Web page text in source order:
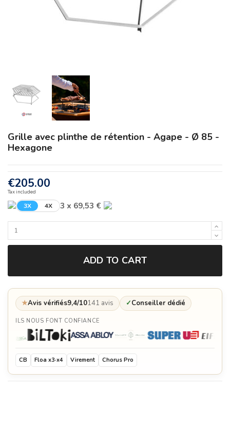
Grille avec plinthe de rétention - Agape - Ø 85 -
Hexagone
€205.00
Tax included
3X 4X 3 x 69,53 €
ADD TO CART
★Avis vérifiés9,4/10141 avis ✓Conseiller dédié
ILS NOUS FONT CONFIANCE
CB Floa x3·x4 Virement Chorus Pro